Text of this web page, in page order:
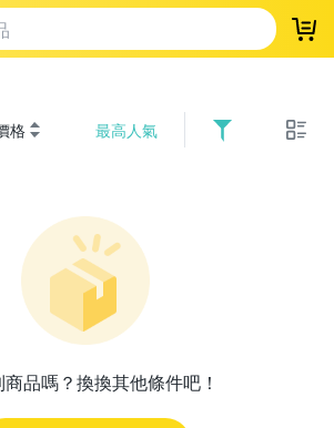
登
格 最高人氣
品嗎？換換其他條件吧！